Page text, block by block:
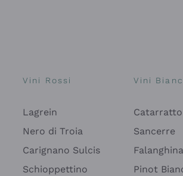
Vini Rossi
Lagrein
Nero di Troia
Carignano Sulcis
Schioppettino
Vini
Catarratto
Sancerre
Falanghina
Pinot